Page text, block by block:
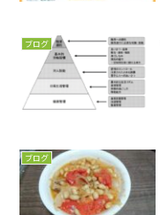
ブログ
ブログ